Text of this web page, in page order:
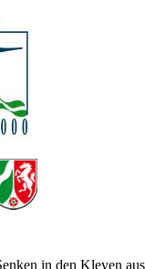
in den Kleyen